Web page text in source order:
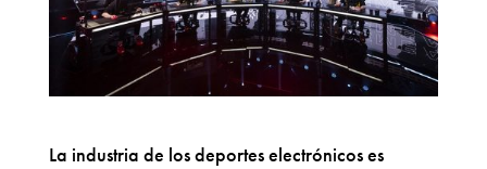
La industria de los deportes electrónicos es